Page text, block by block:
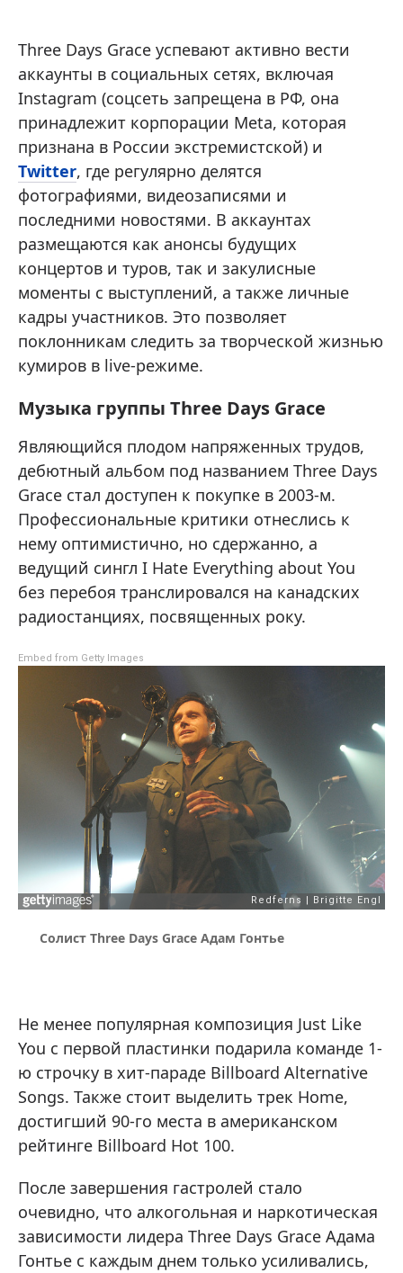
Three Days Grace успевают активно вести
аккаунты в социальных сетях, включая
Instagram (соцсеть запрещена в РФ, она
принадлежит корпорации Meta, которая
признана в России экстремистской) и
Twitter, где регулярно делятся
фотографиями, видеозаписями и
последними новостями. В аккаунтах
размещаются как анонсы будущих
концертов и туров, так и закулисные
моменты с выступлений, а также личные
кадры участников. Это позволяет
поклонникам следить за творческой жизнью
кумиров в live-режиме.
Музыка группы Three Days Grace
Являющийся плодом напряженных трудов,
дебютный альбом под названием Three Days
Grace стал доступен к покупке в 2003-м.
Профессиональные критики отнеслись к
нему оптимистично, но сдержанно, а
ведущий сингл I Hate Everything about You
без перебоя транслировался на канадских
радиостанциях, посвященных року.
Embed from Getty Images
Солист Three Days Grace Адам Гонтье
Не менее популярная композиция Just Like
You с первой пластинки подарила команде 1-
ю строчку в хит-параде Billboard Alternative
Songs. Также стоит выделить трек Home,
достигший 90-го места в американском
рейтинге Billboard Hot 100.
После завершения гастролей стало
очевидно, что алкогольная и наркотическая
зависимости лидера Three Days Grace Адама
Гонтье с каждым днем только усиливались,